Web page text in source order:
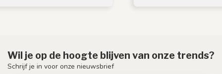
Wil je op de hoogte blijven van onze trends?
Schrijf je in voor onze nieuwsbrief